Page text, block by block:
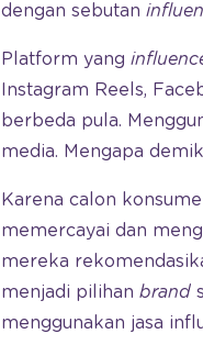
dengan sebutan
Platform yang
Instagram Reels,
berbeda pula.
media. Mengapa
Karena calon
memercayai dan
mereka
menjadi pilihan brand
menggunakan jasa